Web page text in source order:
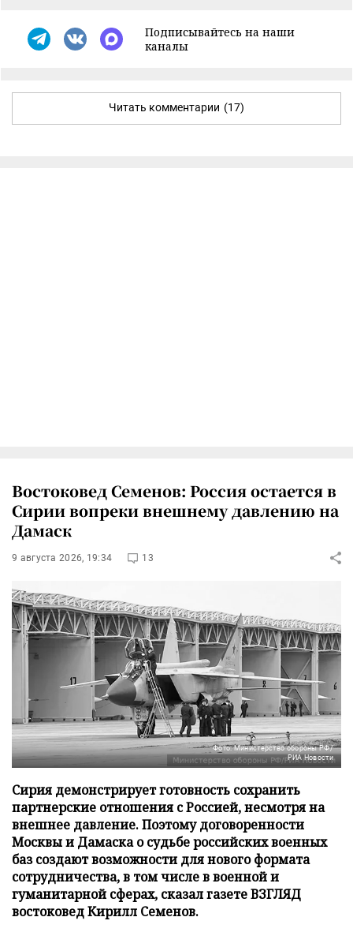
Подписывайтесь на наши
каналы
Читать комментарии (17)
Востоковед Семенов: Россия остается в
Сирии вопреки внешнему давлению на
Дамаск
9 августа 2026, 19:34 13
Фото: Министерство обороны РФ/
РИА Новости
Сирия демонстрирует готовность сохранить
партнерские отношения с Россией, несмотря на
внешнее давление. Поэтому договоренности
Москвы и Дамаска о судьбе российских военных
баз создают возможности для нового формата
сотрудничества, в том числе в военной и
гуманитарной сферах, сказал газете ВЗГЛЯД
востоковед Кирилл Семенов.